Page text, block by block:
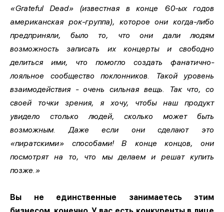
«Grateful Dead» (известная в конце 60-ых годов
американская рок-группа), которое они когда-либо
предприняли, было то, что они дали людям
возможность записать их концерты и свободно
делиться ими, что помогло создать фанатично-
лояльное сообщество поклонников. Такой уровень
взаимодействия - очень сильная вещь. Так что, со
своей точки зрения, я хочу, чтобы наш продукт
увидело столько людей, сколько может быть
возможным. Даже если они сделают это
«пиратскими» способами! В конце концов, они
посмотрят на то, что мы делаем и решат купить
позже.»
Вы не единственные занимаетесь этим